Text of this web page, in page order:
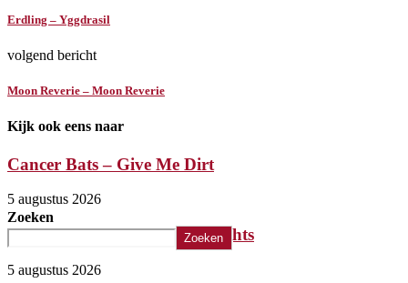
Erdling – Yggdrasil
volgend bericht
Moon Reverie – Moon Reverie
Kijk ook eens naar
Cancer Bats – Give Me Dirt
5 augustus 2026
The Iron Roses – Molotov Nights
5 augustus 2026
Zoeken
Zoeken